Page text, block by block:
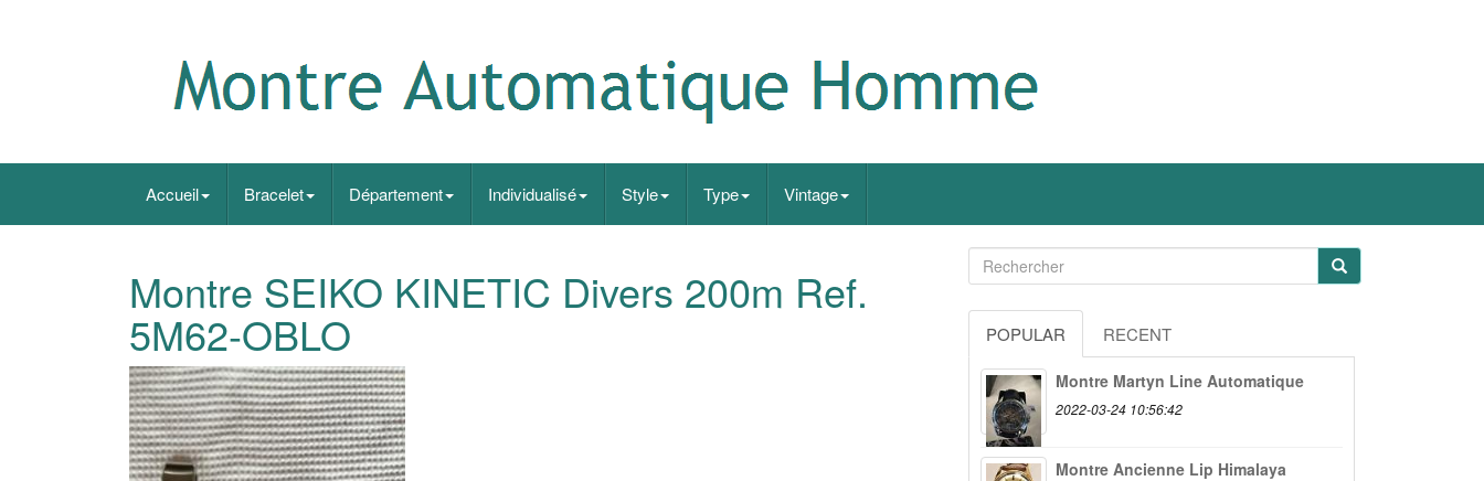
Accueil Bracelet Département Individualisé Style Type Vintage
Montre SEIKO KINETIC Divers 200m Ref.
5M62-OBLO POPULAR RECENT
Montre Martyn Line Automatique
2022-03-24 10:56:42
Montre Ancienne Lip Himalaya